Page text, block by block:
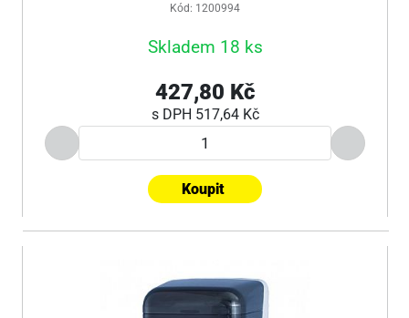
Kód: 1200994
Skladem 18 ks
427,80 Kč
s DPH 517,64 Kč
Koupit